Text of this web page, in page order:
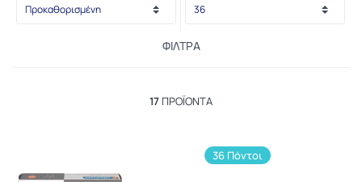
ΦΊΛΤΡΑ
17 ΠΡΟΪΌΝΤΑ
36 Πόντοι